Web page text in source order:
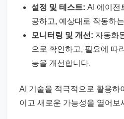
설정 및 테스트: AI 에이전
공하고, 예상대로 작동하
모니터링 및 개선: 자동화
으로 확인하고, 필요에 따
능을 개선합니다.
AI 기술을 적극적으로 활용하
이고 새로운 가능성을 열어보